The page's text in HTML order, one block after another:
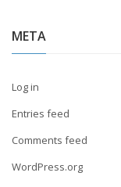
META
Log in
Entries feed
Comments feed
WordPress.org